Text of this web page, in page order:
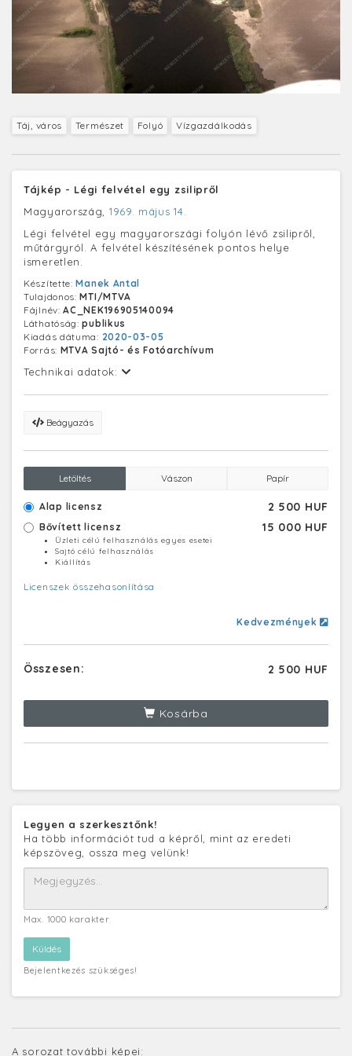
Táj, város Természet Folyó Vízgazdálkodás
Tájkép - Légi felvétel egy zsilipről
Magyarország, 1969. május 14.
Légi felvétel egy magyarországi folyón lévő zsilipről,
műtárgyról. A felvétel készítésének pontos helye
ismeretlen.
Készítette:Manek Antal
Tulajdonos:MTI/MTVA
Fájlnév:AC_NEK196905140094
Láthatóság:publikus
Kiadás dátuma: 2020-03-05
Forrás: MTVA Sajtó- és Fotóarchívum
Technikai adatok:
Beágyazás
Letöltés Vászon Papír
Alap licensz 2 500 HUF
Bővített licensz 15 000 HUF
Üzleti célú felhasználás egyes esetei
Sajtó célú felhasználás
Kiállítás
Licenszek összehasonlítása
Kedvezmények
Összesen: 2 500 HUF
Kosárba
Legyen a szerkesztőnk!
Ha több információt tud a képről, mint az eredeti
képszöveg, ossza meg velünk!
Max. 1000 karakter
Bejelentkezés szükséges!
A sorozat további képei: